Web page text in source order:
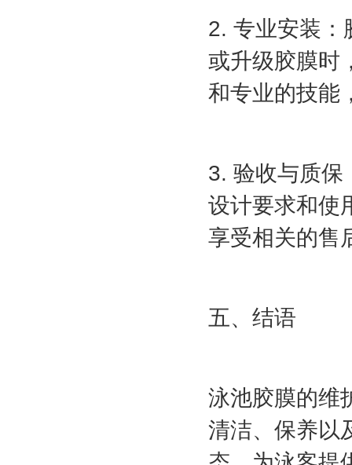
2. 专业安装：
或升级胶膜时
和专业的技能
3. 验收与质保
设计要求和使
享受相关的售
五、结语
泳池胶膜的维
清洁、保养以